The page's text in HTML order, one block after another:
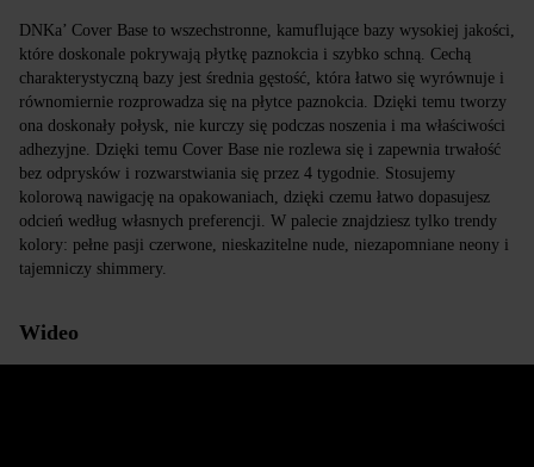
DNKa’ Cover Base to wszechstronne, kamuflujące bazy wysokiej jakości,
które doskonale pokrywają płytkę paznokcia i szybko schną. Cechą
charakterystyczną bazy jest średnia gęstość, która łatwo się wyrównuje i
równomiernie rozprowadza się na płytce paznokcia. Dzięki temu tworzy
ona doskonały połysk, nie kurczy się podczas noszenia i ma właściwości
adhezyjne. Dzięki temu Cover Base nie rozlewa się i zapewnia trwałość
bez odprysków i rozwarstwiania się przez 4 tygodnie. Stosujemy
kolorową nawigację na opakowaniach, dzięki czemu łatwo dopasujesz
odcień według własnych preferencji. W palecie znajdziesz tylko trendy
kolory: pełne pasji czerwone, nieskazitelne nude, niezapomniane neony i
tajemniczy shimmery.
Wideo